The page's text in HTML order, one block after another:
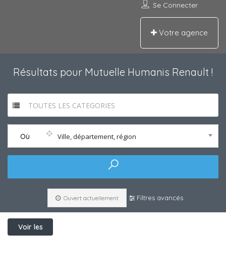
Se Connecter
Votre agence
Résultats pour Mutuelle Humanis Renault !
TOUTES LES CATEGORIES
Où Ville, département, région
Ouvert actuellement Filtres avancés
Voir les